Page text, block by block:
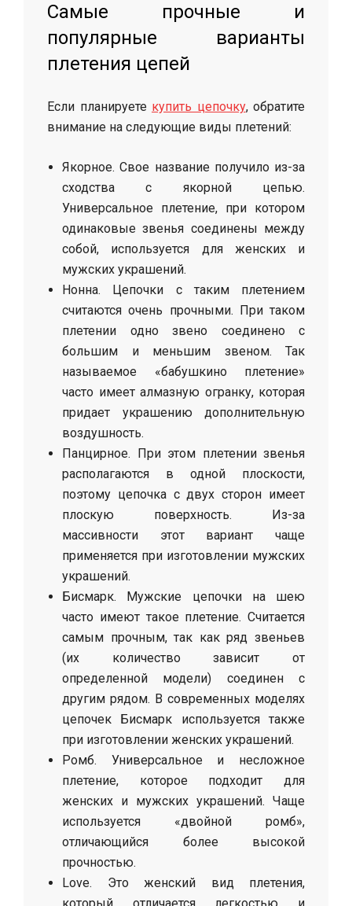
Самые прочные и
популярные варианты
плетения цепей
Если планируете купить цепочку, обратите
внимание на следующие виды плетений:
Якорное. Свое название получило из-за
сходства с якорной цепью.
Универсальное плетение, при котором
одинаковые звенья соединены между
собой, используется для женских и
мужских украшений.
Нонна. Цепочки с таким плетением
считаются очень прочными. При таком
плетении одно звено соединено с
большим и меньшим звеном. Так
называемое «бабушкино плетение»
часто имеет алмазную огранку, которая
придает украшению дополнительную
воздушность.
Панцирное. При этом плетении звенья
располагаются в одной плоскости,
поэтому цепочка с двух сторон имеет
плоскую поверхность. Из-за
массивности этот вариант чаще
применяется при изготовлении мужских
украшений.
Бисмарк. Мужские цепочки на шею
часто имеют такое плетение. Считается
самым прочным, так как ряд звеньев
(их количество зависит от
определенной модели) соединен с
другим рядом. В современных моделях
цепочек Бисмарк используется также
при изготовлении женских украшений.
Ромб. Универсальное и несложное
плетение, которое подходит для
женских и мужских украшений. Чаще
используется «двойной ромб»,
отличающийся более высокой
прочностью.
Love. Это женский вид плетения,